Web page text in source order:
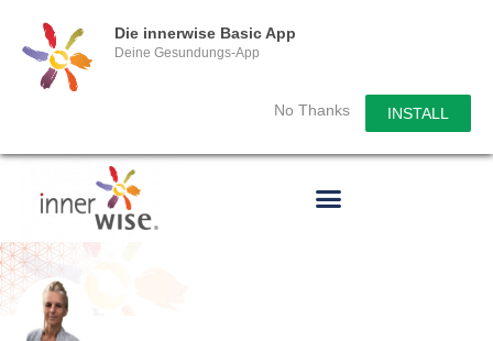
Die innerwise Basic App
Deine Gesundungs-App
No Thanks INSTALL